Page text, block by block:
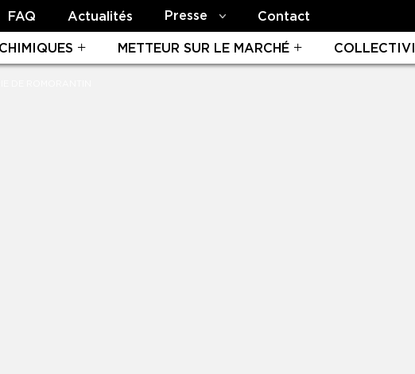
FAQ Actualités Presse Contact
METTEUR SUR LE MARCHÉ